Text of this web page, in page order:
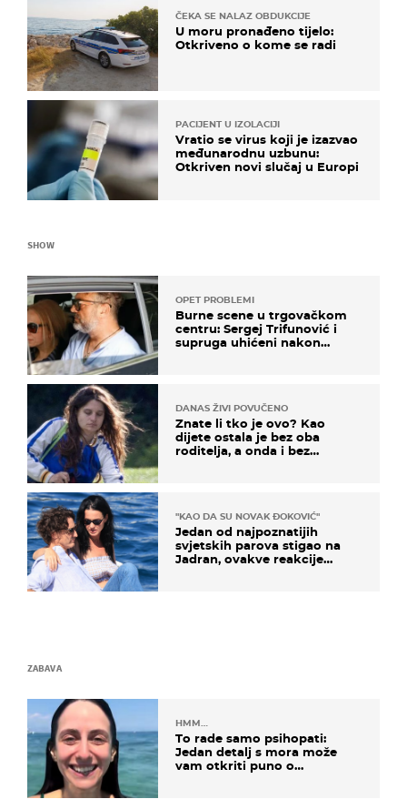
ČEKA SE NALAZ OBDUKCIJE
U moru pronađeno tijelo:
Otkriveno o kome se radi
PACIJENT U IZOLACIJI
Vratio se virus koji je izazvao
međunarodnu uzbunu:
Otkriven novi slučaj u Europi
SHOW
OPET PROBLEMI
Burne scene u trgovačkom
centru: Sergej Trifunović i
supruga uhićeni nakon
DANAS ŽIVI POVUČENO
Znate li tko je ovo? Kao
dijete ostala je bez oba
roditelja, a onda i bez
"KAO DA SU NOVAK ĐOKOVIĆ"
Jedan od najpoznatijih
svjetskih parova stigao na
Jadran, ovakve reakcije
ZABAVA
HMM…
To rade samo psihopati:
Jedan detalj s mora može
vam otkriti puno o